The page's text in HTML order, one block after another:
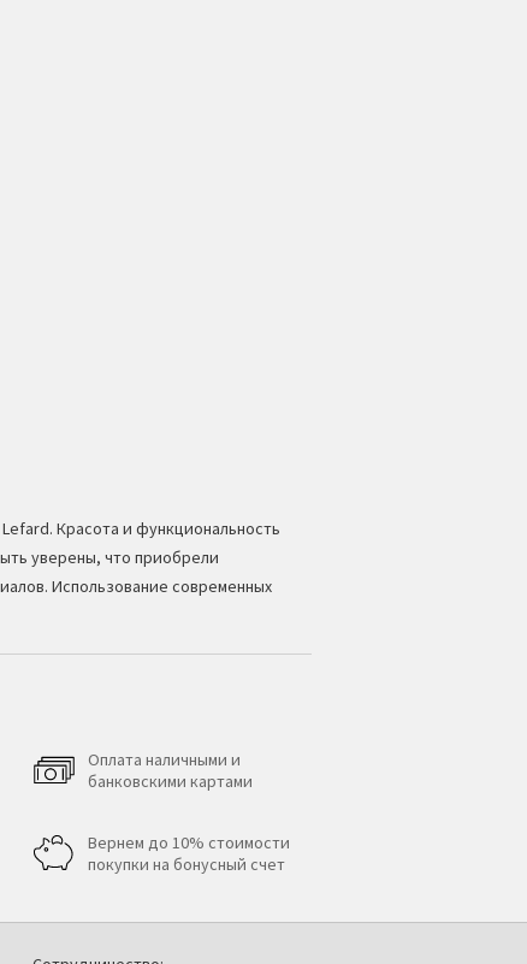
Lefard. Красота и функциональность
уверены, что приобрели
Использование современных
Оплата наличными и
банковскими картами
Вернем до 10% стоимости
покупки на бонусный счет